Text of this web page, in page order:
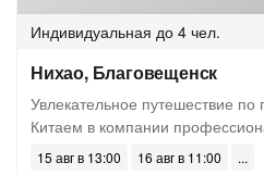
Индивидуальная до 4 чел.
Нихао, Благовещенск
Увлекательное путешествие по
Китаем в компании
15 авг в 13:00
16 авг в 11:00